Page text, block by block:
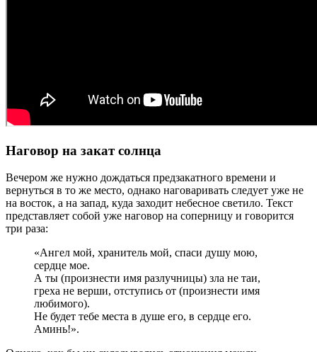
Наговор на закат солнца
Вечером же нужно дождаться предзакатного времени и
вернуться в то же место, однако наговаривать следует уже не
на восток, а на запад, куда заходит небесное светило. Текст
представляет собой уже наговор на соперницу и говорится
три раза:
«Ангел мой, хранитель мой, спаси душу мою,
сердце мое.
А ты (произнести имя разлучницы) зла не таи,
греха не верши, отступись от (произнести имя
любимого).
Не будет тебе места в душе его, в сердце его.
Аминь!».